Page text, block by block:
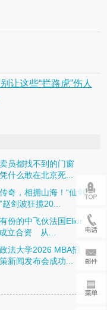
让这些“拦路虎”伤人
员都找不到的门窗
什么敢在北京死...
奇，相拥山海！“仙剑
赵剑波狂揽20...
份的中飞伙法国Elior
立合资 从...
法大学2026 MBA招
新闻发布会成功...